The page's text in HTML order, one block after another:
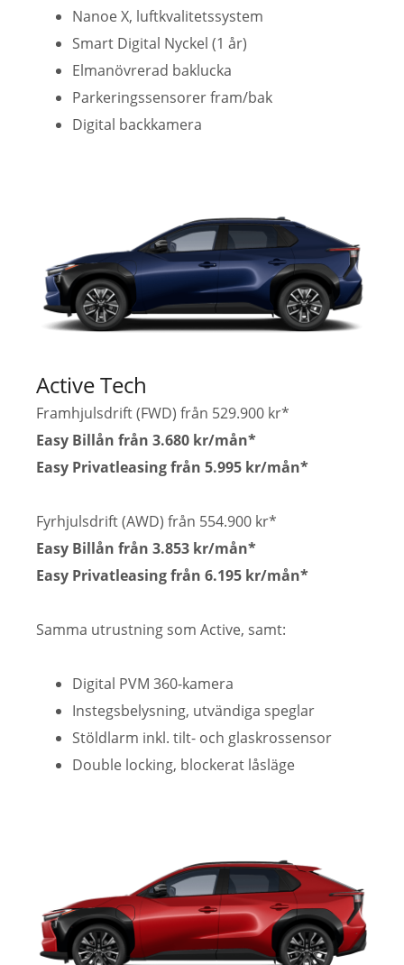
Nanoe X, luftkvalitetssystem
Smart Digital Nyckel (1 år)
Elmanövrerad baklucka
Parkeringssensorer fram/bak
Digital backkamera
Active Tech
Framhjulsdrift (FWD) från 529.900 kr*
Easy Billån från 3.680 kr/mån*
Easy Privatleasing från 5.995 kr/mån*
Fyrhjulsdrift (AWD) från 554.900 kr*
Easy Billån från 3.853 kr/mån*
Easy Privatleasing från 6.195 kr/mån*
Samma utrustning som Active, samt:
Digital PVM 360-kamera
Instegsbelysning, utvändiga speglar
Stöldlarm inkl. tilt- och glaskrossensor
Double locking, blockerat låsläge